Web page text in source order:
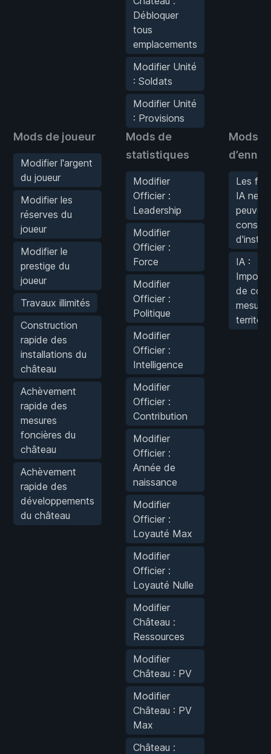
Débloquer
tous
emplacements
Modifier Unité
: Soldats
Modifier Unité
: Provisions
Mods de joueur
Modifier l'argent
du joueur
Modifier les
réserves du
joueur
Modifier le
prestige du
joueur
Travaux illimités
Construction
rapide des
installations du
château
Achèvement
rapide des
mesures
foncières du
château
Achèvement
rapide des
développements
du château
Mods de
statistiques
Modifier
Officier :
Leadership
Modifier
Officier :
Force
Modifier
Officier :
Politique
Modifier
Officier :
Intelligence
Modifier
Officier :
Contribution
Modifier
Officier :
Année de
naissance
Modifier
Officier :
Loyauté Max
Modifier
Officier :
Loyauté Nulle
Modifier
Château :
Ressources
Modifier
Château : PV
Modifier
Château : PV
Max
Château :
Mods
Les
IA ne
IA :
de
territor.